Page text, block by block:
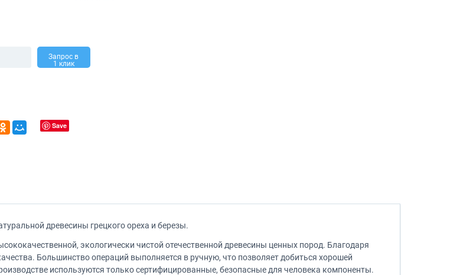
Запрос в
1 клик
Save
древесины грецкого ореха и березы.
экологически чистой отечественной древесины ценных пород. Благодаря
Большинство операций выполняется в ручную, что позволяет добиться хорошей
используются только сертифицированные, безопасные для человека компоненты.